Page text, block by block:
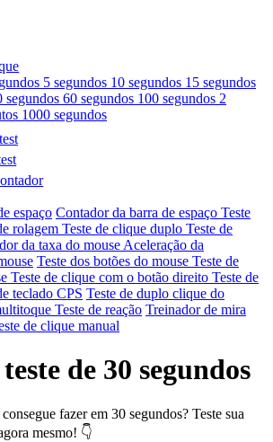
5 segundos 10 segundos 15 segundos
segundos 60 segundos 100 segundos 2
1000 segundos
espaço Contador da barra de espaço Teste
rolagem Teste de clique duplo Teste de
da taxa do mouse Aceleração da
Teste dos botões do mouse Teste de
Teste de clique com o botão direito Teste de
teclado CPS Teste de duplo clique do
Teste de reação Treinador de mira
de clique manual
de 30 segundos
fazer em 30 segundos? Teste sua
mesmo! 👇